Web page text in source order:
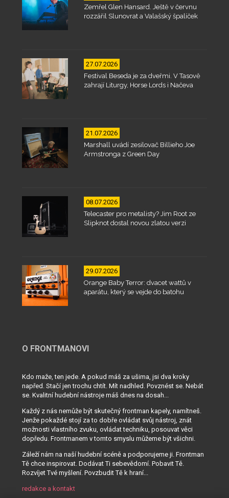
Zemřel Glen Hansard. Ještě v červnu
rozzářil Slunovrat a Valašský špalíček
27.07.2026
Festival Beseda je za dveřmi. V Tasově
zahrají Liturgy, Horse Lords i Načeva
21.07.2026
Marshall uvádí zesilovač Billieho Joe
Armstronga z Green Day
08.07.2026
Telecaster pro metalisty? Jim Root ze
Slipknot dostal novou zlatou verzi
29.07.2026
Orange Baby Terror: dvacet wattů v
aparátu, který se vejde do batohu
O FRONTMANOVI
Kdo maže, ten jede. A pokud máš za ušima, jsi dva kroky
napřed. Stačí jen trochu chtít. Mít nadhled. Povznést se. Nebát
se. Kvalitní hudební nástroje máš dnes na dosah...
Každý z nás nemůže být skutečný frontman kapely, namítneš.
Jenže pokaždé stojí za to dobře ovládat svůj nástroj, znát
možnosti vlastního zvuku, ovládat techniku, posouvat věci
dopředu. Frontmanem v tomto smyslu můžeme být všichni.
Záleží nám na naší hudební scéně a podporujeme ji. Frontman
Tě chce inspirovat. Dodávat Ti sebevědomí. Pobavit Tě.
Rozvíjet Tvé myšlení. Povzbudit Tě k hraní...
redakce a kontakt